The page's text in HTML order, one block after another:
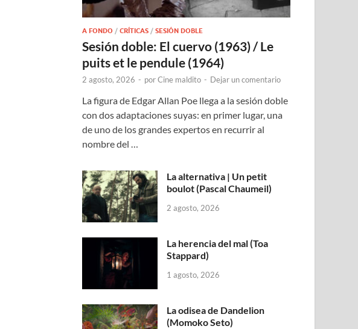
A FONDO /CRÍTICAS /SESIÓN DOBLE
Sesión doble: El cuervo (1963) / Le
puits et le pendule (1964)
2 agosto, 2026 - porCine maldito - Dejar un comentario
La figura de Edgar Allan Poe llega a la sesión doble
con dos adaptaciones suyas: en primer lugar, una
de uno de los grandes expertos en recurrir al
nombre del …
La alternativa | Un petit
boulot (Pascal Chaumeil)
2 agosto, 2026
La herencia del mal (Toa
Stappard)
1 agosto, 2026
La odisea de Dandelion
(Momoko Seto)